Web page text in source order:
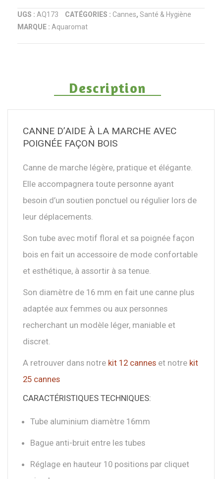
UGS : AQ173 CATÉGORIES : Cannes, Santé & Hygiène
MARQUE : Aquaromat
Description
CANNE D’AIDE À LA MARCHE AVEC
POIGNÉE FAÇON BOIS
Canne de marche légère, pratique et élégante.
Elle accompagnera toute personne ayant
besoin d’un soutien ponctuel ou régulier lors de
leur déplacements.
Son tube avec motif floral et sa poignée façon
bois en fait un accessoire de mode confortable
et esthétique, à assortir à sa tenue.
Son diamètre de 16 mm en fait une canne plus
adaptée aux femmes ou aux personnes
recherchant un modèle léger, maniable et
discret.
A retrouver dans notre kit 12 cannes et notre kit
25 cannes
CARACTÉRISTIQUES TECHNIQUES:
Tube aluminium diamètre 16mm
Bague anti-bruit entre les tubes
Réglage en hauteur 10 positions par cliquet